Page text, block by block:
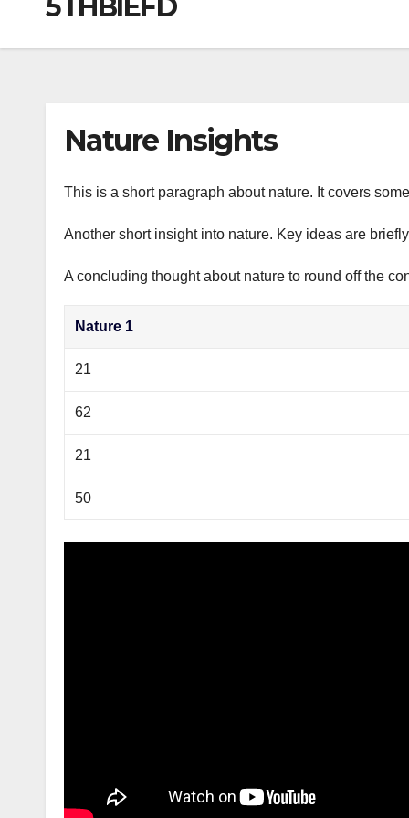
5THBIEFD
Nature Insights
This is a short paragraph about nature. It covers
Another short insight into nature. Key ideas are
A concluding thought about nature to round off the
Nature 1
21
62
21
50
m